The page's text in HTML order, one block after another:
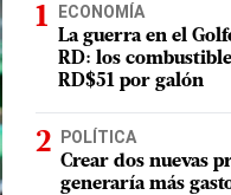
ECONOMÍA
La guerra en el
RD: los
RD$51 por galón
POLÍTICA
Crear dos nuevas
generaría más